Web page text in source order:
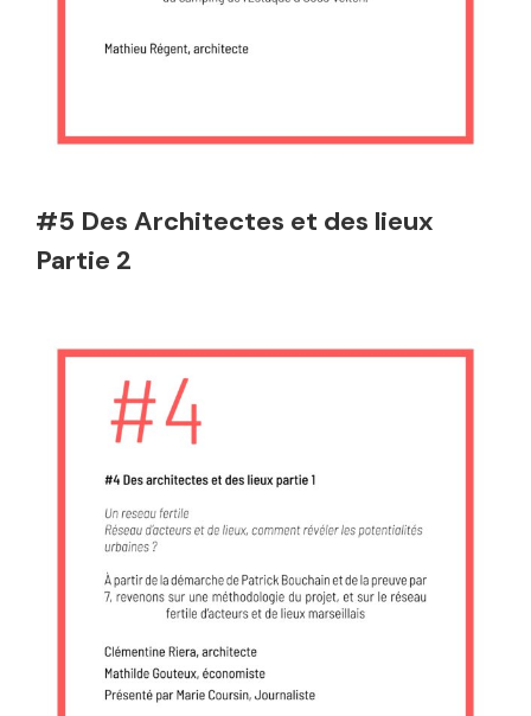
#5 Des Architectes et des lieux
Partie 2